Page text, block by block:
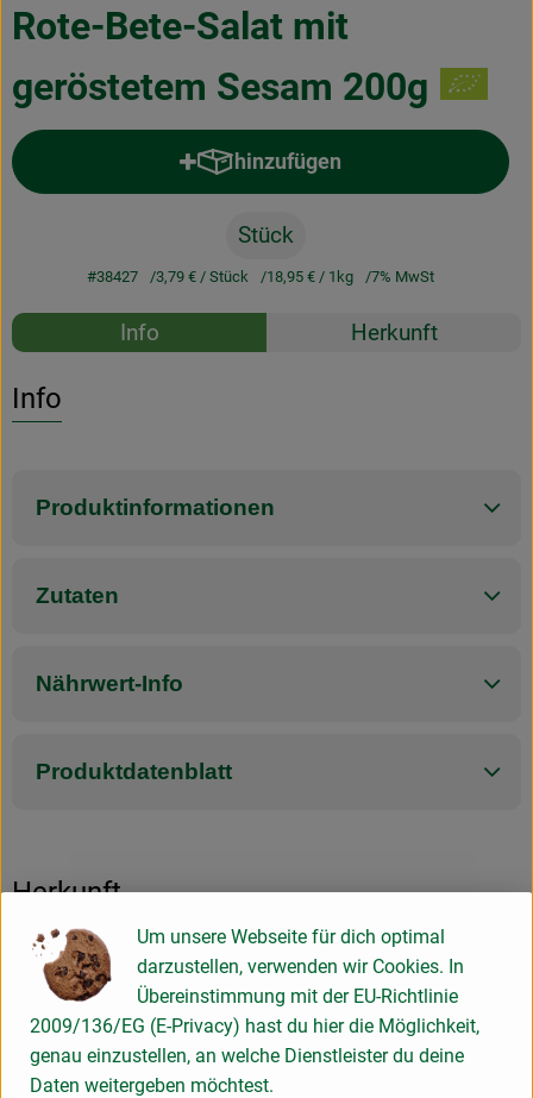
Lieferservice
Geschäftskunden
Rote-Bete-Salat mit
geröstetem Sesam 200g
hinzufügen
Produkt zum Warenkorb
Stück
#38427 3,79 € / Stück 18,95 € / 1kg 7% MwSt
Rezepte
Info Herkunft
Info
Produktinformationen
Zutaten
Nährwert-Info
Produktdatenblatt
Herkunft
Hersteller: PUR Bio Feinkost Manufaktur
50735 Köln Deutschland
zur Webseite
PUR Bio-Manufaktur
Um unsere Webseite für dich optimal
darzustellen, verwenden wir Cookies. In
Übereinstimmung mit der EU-Richtlinie
2009/136/EG (E-Privacy) hast du hier die Möglichkeit,
genau einzustellen, an welche Dienstleister du deine
Daten weitergeben möchtest.